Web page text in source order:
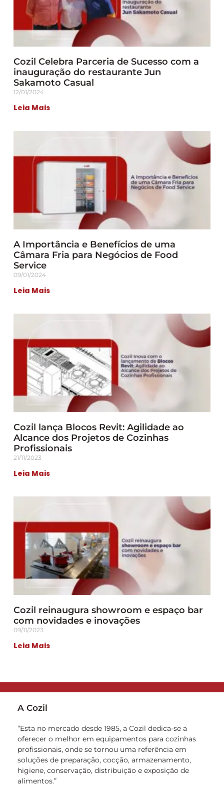
Cozil Celebra Parceria de Sucesso com a
inauguração do restaurante Jun
Sakamoto Casual
12/01/2024
Leia Mais
A Importância e Benefícios de uma
Câmara Fria para Negócios de Food
Service
09/01/2024
Leia Mais
Cozil lança Blocos Revit: Agilidade ao
Alcance dos Projetos de Cozinhas
Profissionais
21/11/2023
Leia Mais
Cozil reinaugura showroom e espaço bar
com novidades e inovações
09/11/2023
Leia Mais
A Cozil
“Esta no mercado desde 1985, a Cozil dedica-se a
oferecer o melhor em equipamentos para cozinhas
profissionais, onde se tornou uma referência em
soluções de preparação, cocção, armazenamento,
higiene, conservação, distribuição e exposição de
alimentos.”